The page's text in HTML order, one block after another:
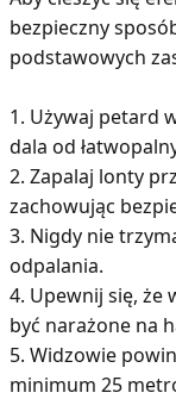
bezpieczny
podstawowych
1. Używaj petard
dala od
2. Zapalaj lonty
zachowując
3. Nigdy nie
odpalania.
4. Upewnij się, że
być narażone na
5. Widzowie
minimum 25